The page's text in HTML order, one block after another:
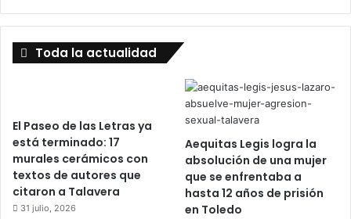
Toda la actualidad
El Paseo de las Letras ya
está terminado: 17
murales cerámicos con
textos de autores que
citaron a Talavera
31 julio, 2026
Aequitas Legis logra la
absolución de una mujer
que se enfrentaba a
hasta 12 años de prisión
en Toledo